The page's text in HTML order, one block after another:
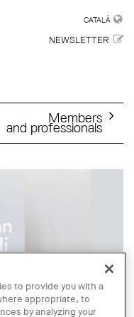
CATALÀ
NEWSLETTER
Members
and professionals
to provide you with a
appropriate, to
by analyzing your